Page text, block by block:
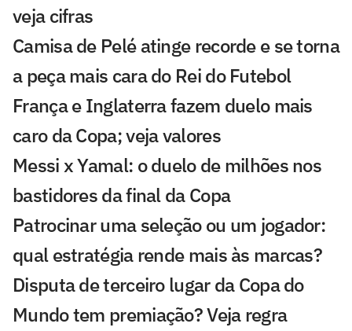
veja cifras
Camisa de Pelé atinge recorde e se torna
a peça mais cara do Rei do Futebol
França e Inglaterra fazem duelo mais
caro da Copa; veja valores
Messi x Yamal: o duelo de milhões nos
bastidores da final da Copa
Patrocinar uma seleção ou um jogador:
qual estratégia rende mais às marcas?
Disputa de terceiro lugar da Copa do
Mundo tem premiação? Veja regra